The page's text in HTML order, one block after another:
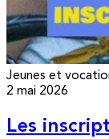
Jeunes et
2 mai 2026
Les